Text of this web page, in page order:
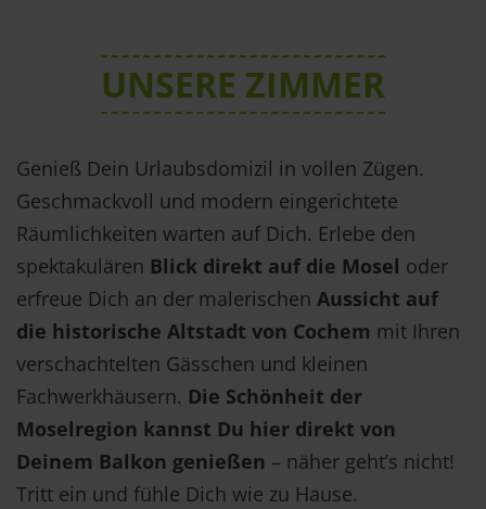
UNSERE ZIMMER
Genieß Dein Urlaubsdomizil in vollen Zügen.
Geschmackvoll und modern eingerichtete
Räumlichkeiten warten auf Dich. Erlebe den
spektakulären Blick direkt auf die Mosel oder
erfreue Dich an der malerischen Aussicht auf
die historische Altstadt von Cochem mit Ihren
verschachtelten Gässchen und kleinen
Fachwerkhäusern. Die Schönheit der
Moselregion kannst Du hier direkt von
Deinem Balkon genießen – näher geht’s nicht!
Tritt ein und fühle Dich wie zu Hause.